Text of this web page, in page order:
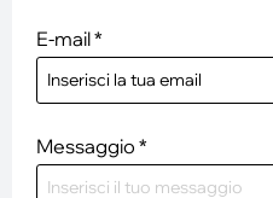
E-mail*
Messaggio *